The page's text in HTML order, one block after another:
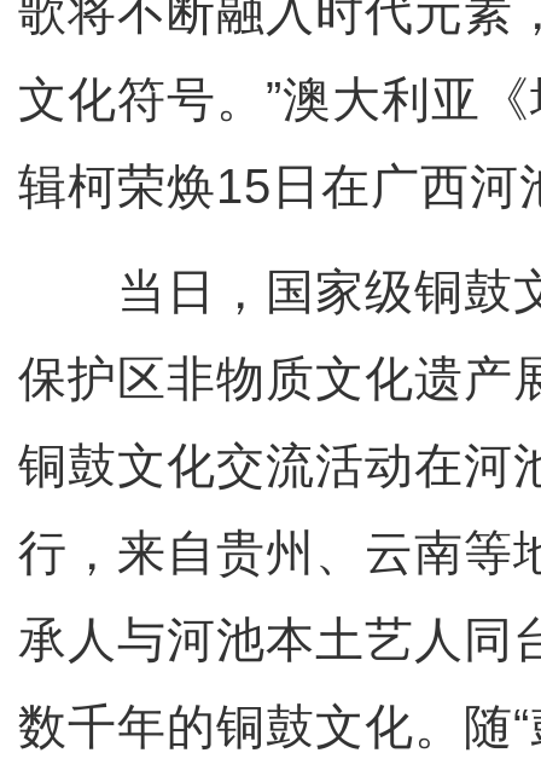
歌将不断融入时代元素
文化符号。”澳大利亚
辑柯荣焕15日在广西河
当日，国家级铜鼓
保护区非物质文化遗产
铜鼓文化交流活动在河
行，来自贵州、云南等
承人与河池本土艺人同
数千年的铜鼓文化。随